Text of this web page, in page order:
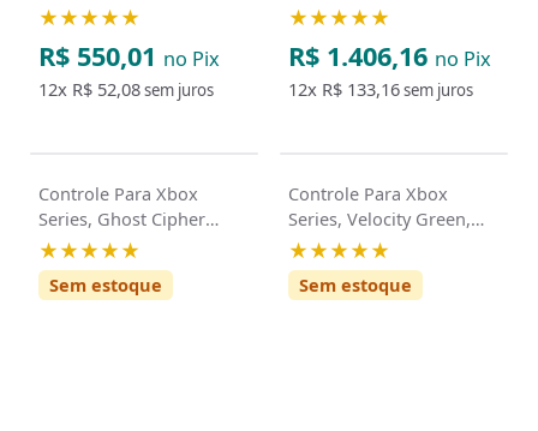
★★★★★
R$ 550,01 no Pix
12x R$ 52,08sem juros
★★★★★
R$ 1.406,16 no Pix
12x R$ 133,16sem juros
Controle Para Xbox
Series, Ghost Cipher
Special Edition, Sem Fio,
Bluetooth Microsoft
★★★★★
Sem estoque
Controle Para Xbox
Series, Velocity Green,
Sem Fio, Bluetooth
★★★★★
Sem estoque